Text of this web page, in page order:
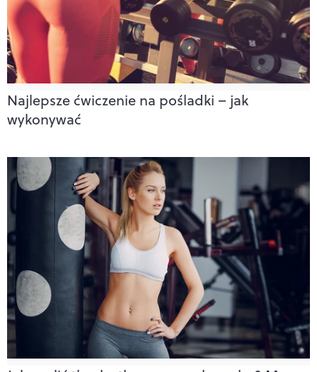
Najlepsze ćwiczenie na pośladki – jak
wykonywać